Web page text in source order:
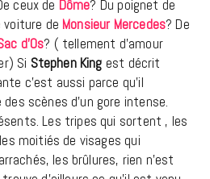
ceux de Dôme? Du poignet de
voiture de Monsieur Mercedes? De
d’Os? ( tellement d’amour
Si Stephen King est décrit
c’est aussi parce qu’il
scènes d’un gore intense.
Les tripes qui sortent , les
moitiés de visages qui
les brûlures, rien n’est